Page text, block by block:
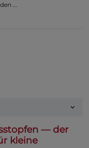
...
— der
kleine